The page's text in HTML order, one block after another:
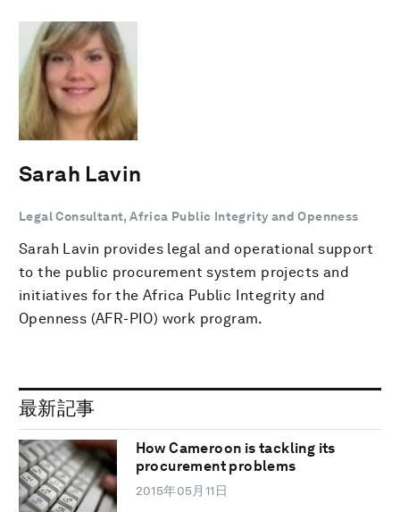
Sarah Lavin
Legal Consultant, Africa Public Integrity and Openness
Sarah Lavin provides legal and operational support
to the public procurement system projects and
initiatives for the Africa Public Integrity and
Openness (AFR-PIO) work program.
最新記事
How Cameroon is tackling its
procurement problems
2015年05月11日